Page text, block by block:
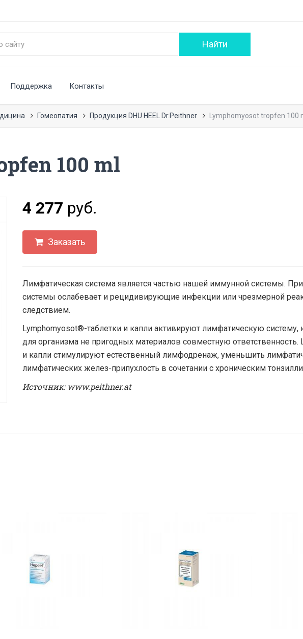
Поддержка Контакты
Гомеопатия Продукция DHU HEEL Dr.Peithner Lymphomyosot tropfen 100
100 ml
4 277 руб.
Заказать
Лимфатическая система является частью нашей иммунной системы.
системы ослабевает и рецидивирующие инфекции или чрезмерной
следствием.
Lymphomyosot®-таблетки и капли активируют лимфатическую систему,
для организма не пригодных материалов совместную ответственность.
и капли стимулируют естественный лимфодренаж, уменьшить
лимфатических желез-припухлость в сочетании с хроническим
Источник: www.peithner.at